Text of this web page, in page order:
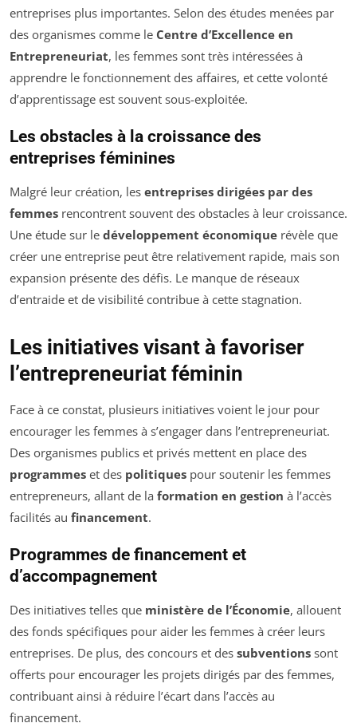
entreprises plus importantes. Selon des études menées par
des organismes comme le Centre d’Excellence en
Entrepreneuriat, les femmes sont très intéressées à
apprendre le fonctionnement des affaires, et cette volonté
d’apprentissage est souvent sous-exploitée.
Les obstacles à la croissance des
entreprises féminines
Malgré leur création, les entreprises dirigées par des
femmes rencontrent souvent des obstacles à leur croissance.
Une étude sur le développement économique révèle que
créer une entreprise peut être relativement rapide, mais son
expansion présente des défis. Le manque de réseaux
d’entraide et de visibilité contribue à cette stagnation.
Les initiatives visant à favoriser
l’entrepreneuriat féminin
Face à ce constat, plusieurs initiatives voient le jour pour
encourager les femmes à s’engager dans l’entrepreneuriat.
Des organismes publics et privés mettent en place des
programmes et des politiques pour soutenir les femmes
entrepreneurs, allant de la formation en gestion à l’accès
facilités au financement.
Programmes de financement et
d’accompagnement
Des initiatives telles que ministère de l’Économie, allouent
des fonds spécifiques pour aider les femmes à créer leurs
entreprises. De plus, des concours et des subventions sont
offerts pour encourager les projets dirigés par des femmes,
contribuant ainsi à réduire l’écart dans l’accès au
financement.